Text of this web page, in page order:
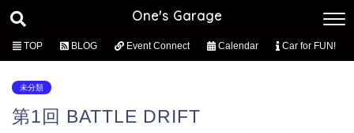
One's Garage
TOP BLOG Event Connect Calendar Car for FUN!
未分類
第1回 BATTLE DRIFT